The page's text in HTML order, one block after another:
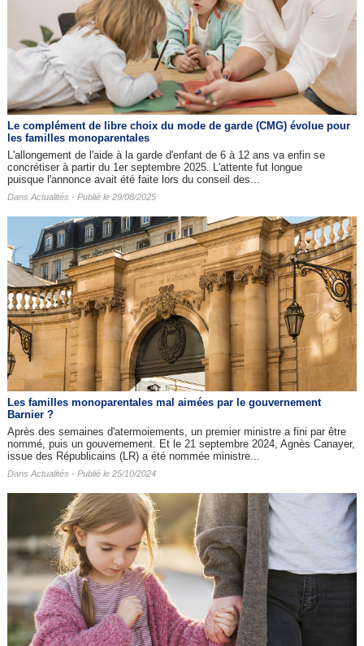
Le complément de libre choix du mode de garde (CMG) évolue pour
les familles monoparentales
L'allongement de l'aide à la garde d'enfant de 6 à 12 ans va enfin se
concrétiser à partir du 1er septembre 2025. L'attente fut longue
puisque l'annonce avait été faite lors du conseil des...
Dans Actualités - Publié le 29/08/2025
Les familles monoparentales mal aimées par le gouvernement
Barnier ?
Après des semaines d'atermoiements, un premier ministre a fini par être
nommé, puis un gouvernement. Et le 21 septembre 2024, Agnès Canayer,
issue des Républicains (LR) a été nommée ministre...
Dans Actualités - Publié le 25/10/2024